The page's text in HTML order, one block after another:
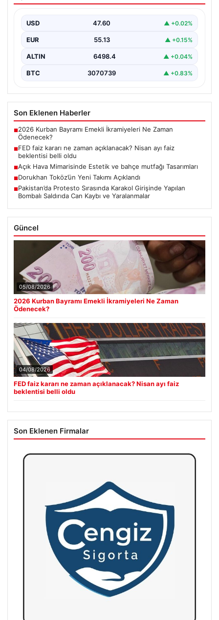
USD 47.60 ▲ +0.02%
EUR 55.13 ▲ +0.15%
ALTIN 6498.4 ▲ +0.04%
BTC 3070739 ▲ +0.83%
Son Eklenen Haberler
■2026 Kurban Bayramı Emekli İkramiyeleri Ne Zaman
Ödenecek?
■FED faiz kararı ne zaman açıklanacak? Nisan ayı faiz
beklentisi belli oldu
■Açık Hava Mimarisinde Estetik ve bahçe mutfağı Tasarımları
■Dorukhan Toköz’ün Yeni Takımı Açıklandı
■Pakistan’da Protesto Sırasında Karakol Girişinde Yapılan
Bombalı Saldırıda Can Kaybı ve Yaralanmalar
Güncel
05/08/2026
2026 Kurban Bayramı Emekli İkramiyeleri Ne Zaman
Ödenecek?
04/08/2026
FED faiz kararı ne zaman açıklanacak? Nisan ayı faiz
beklentisi belli oldu
Son Eklenen Firmalar